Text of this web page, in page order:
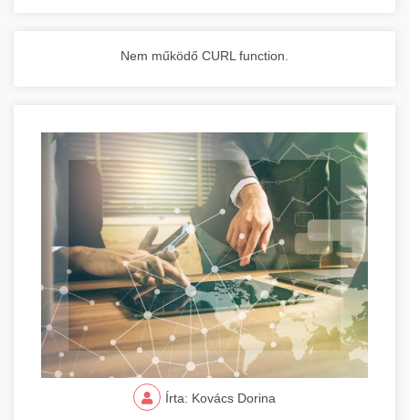
Nem működő CURL function.
Írta: Kovács Dorina